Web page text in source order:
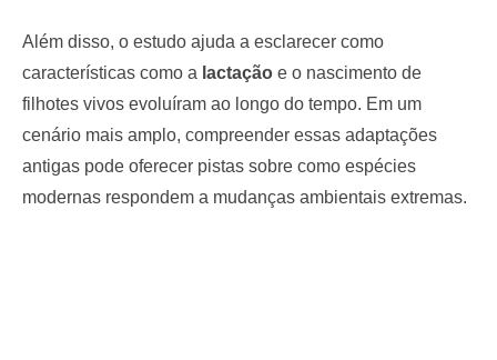
Além disso, o estudo ajuda a esclarecer como
características como a lactação e o nascimento de
filhotes vivos evoluíram ao longo do tempo. Em um
cenário mais amplo, compreender essas adaptações
antigas pode oferecer pistas sobre como espécies
modernas respondem a mudanças ambientais extremas.